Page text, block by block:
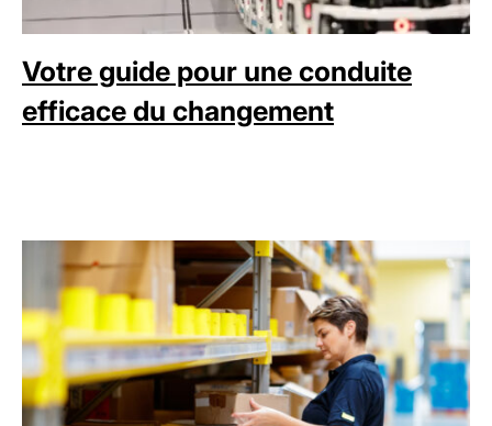
Votre guide pour une conduite
efficace du changement